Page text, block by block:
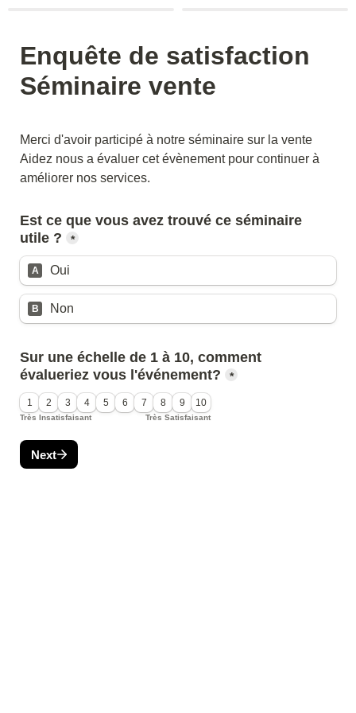
Enquête de satisfaction
Séminaire vente
Merci d'avoir participé à notre séminaire sur la vente
Aidez nous a évaluer cet évènement pour continuer à
améliorer nos services.
Est ce que vous avez trouvé ce séminaire
utile ?
*
A Oui
B Non
Sur une échelle de 1 à 10, comment
évalueriez vous l'événement?
*
1 2 3 4 5 6 7 8 9 10
Très Insatisfaisant Très Satisfaisant
Next